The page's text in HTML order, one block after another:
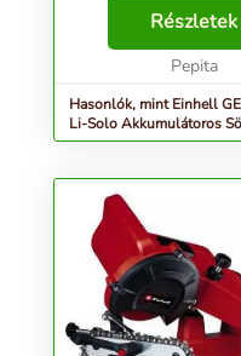
1846 Li-Solo Gyártói
3410642 •Kicsi és kézhezálló •Kis
súly a kényelmes...
Részletek
Pepita
Hasonlók, mint Einhell
Li-Solo Akkumulátoros
(Akku és tölt...